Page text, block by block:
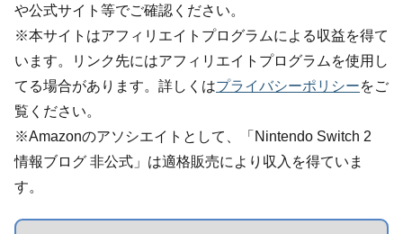
や公式サイト等でご確認ください。
※本サイトはアフィリエイトプログラムによる収益を得て
います。リンク先にはアフィリエイトプログラムを使用し
てる場合があります。詳しくはプライバシーポリシーをご
覧ください。
※Amazonのアソシエイトとして、「Nintendo Switch 2
情報ブログ 非公式」は適格販売により収入を得ていま
す。